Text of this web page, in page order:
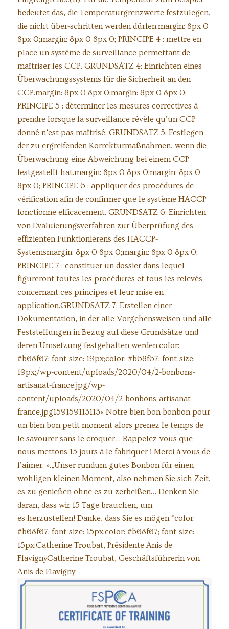
bedeutet das, die Temperaturgrenzwerte festzulegen,
die nicht über-schritten werden dürfen.margin: 8px 0
8px 0;margin: 8px 0 8px 0; PRINCIPE 4 : mettre en
place un système de surveillance permettant de
maîtriser les CCP. GRUNDSATZ 4: Einrichten eines
Überwachungssystems für die Sicherheit an den
CCP.margin: 8px 0 8px 0;margin: 8px 0 8px 0;
PRINCIPE 5 : déterminer les mesures correctives à
prendre lorsque la surveillance révèle qu’un CCP
donné n’est pas maîtrisé. GRUNDSATZ 5: Festlegen
der zu ergreifenden Korrekturmaßnahmen, wenn die
Überwachung eine Abweichung bei einem CCP
festgestellt hat.margin: 8px 0 8px 0;margin: 8px 0
8px 0; PRINCIPE 6 : appliquer des procédures de
vérification afin de confirmer que le système HACCP
fonctionne efficacement. GRUNDSATZ 6: Einrichten
von Evaluierungsverfahren zur Überprüfung des
effizienten Funktionierens des HACCP-
Systemsmargin: 8px 0 8px 0;margin: 8px 0 8px 0;
PRINCIPE 7 : constituer un dossier dans lequel
figureront toutes les procédures et tous les relevés
concernant ces principes et leur mise en
application.GRUNDSATZ 7: Erstellen einer
Dokumentation, in der alle Vorgehensweisen und alle
Feststellungen in Bezug auf diese Grundsätze und
deren Umsetzung festgehalten werden.color:
#b68f67; font-size: 19px;color: #b68f67; font-size:
19px;/wp-content/uploads/2020/04/2-bonbons-
artisanat-france.jpg/wp-
content/uploads/2020/04/2-bonbons-artisanat-
france.jpg159159113113« Notre bien bon bonbon pour
un bien bon petit moment alors prenez le temps de
le savourer sans le croquer… Rappelez-vous que
nous mettons 15 jours à le fabriquer ! Merci à vous de
l’aimer. ».„Unser rundum gutes Bonbon für einen
wohligen kleinen Moment, also nehmen Sie sich Zeit,
es zu genießen ohne es zu zerbeißen… Denken Sie
daran, dass wir 15 Tage brauchen, um
es herzustellen! Danke, dass Sie es mögen.“color:
#b68f67; font-size: 15px;color: #b68f67; font-size:
15px;Catherine Troubat, Présidente Anis de
FlavignyCatherine Troubat, Geschäftsführerin von
Anis de Flavigny